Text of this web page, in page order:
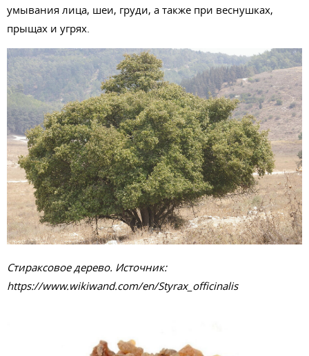
умывания лица, шеи, груди, а также при веснушках,
прыщах и угрях.
Стираксовое дерево. Источник:
https://www.wikiwand.com/en/Styrax_officinalis